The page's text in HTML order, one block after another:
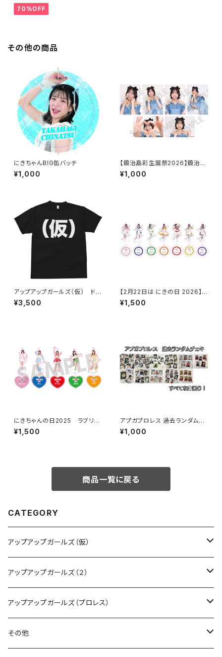
70%OFF
その他の商品
にきちゃんBIG缶バッチ
¥1,000
【鍛治島彩生誕祭2026】鍛治島
生誕2026 L判ランダム生写真
（2枚入り）
¥1,000
アップアップガールズ（仮） ドラ
イ（仮）Tシャツ
¥3,500
【2月22日は にきの日 2026】キ
ラプリ アクリルスタンドキーホル
ダー
¥1,500
にきちゃんの日2025 ラブリー
衣装 アクリルキーホルダー
¥1,500
アプガプロレス 過去ランダムチ
ェキ
¥1,000
商品一覧に戻る
CATEGORY
アップアップガールズ（仮）
CD・DVD・Blu-ray
Tシャツ
other
アップアップガールズ（２）
Blu-ray
Tシャツ
アップアップガールズ（プロレス）
Tシャツ
その他